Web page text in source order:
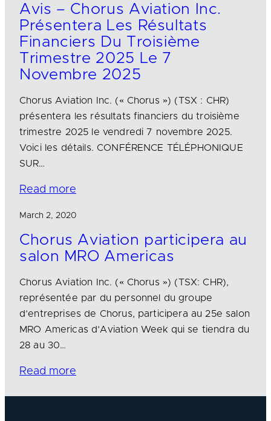
Avis – Chorus Aviation Inc.
Présentera Les Résultats
Financiers Du Troisième
Trimestre 2025 Le 7
Novembre 2025
Chorus Aviation Inc. (« Chorus ») (TSX : CHR)
présentera les résultats financiers du troisième
trimestre 2025 le vendredi 7 novembre 2025.
Voici les détails. CONFÉRENCE TÉLÉPHONIQUE
SUR…
Read more
March 2, 2020
Chorus Aviation participera au
salon MRO Americas
Chorus Aviation Inc. (« Chorus ») (TSX: CHR),
représentée par du personnel du groupe
d’entreprises de Chorus, participera au 25e salon
MRO Americas d’Aviation Week qui se tiendra du
28 au 30…
Read more